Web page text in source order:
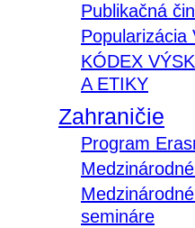
Publikačná
Popularizácia
KÓDEX
A ETIKY
Zahraničie
Program
semináre